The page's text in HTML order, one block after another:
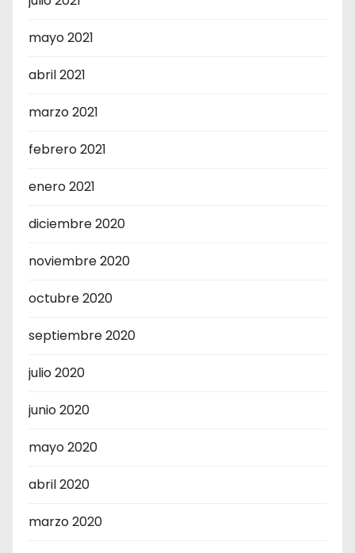
mayo 2021
abril 2021
marzo 2021
febrero 2021
enero 2021
diciembre 2020
noviembre 2020
octubre 2020
septiembre 2020
julio 2020
junio 2020
mayo 2020
abril 2020
marzo 2020